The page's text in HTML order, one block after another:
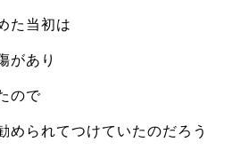
た当初は
があり
ので
められてつけていたのだろう